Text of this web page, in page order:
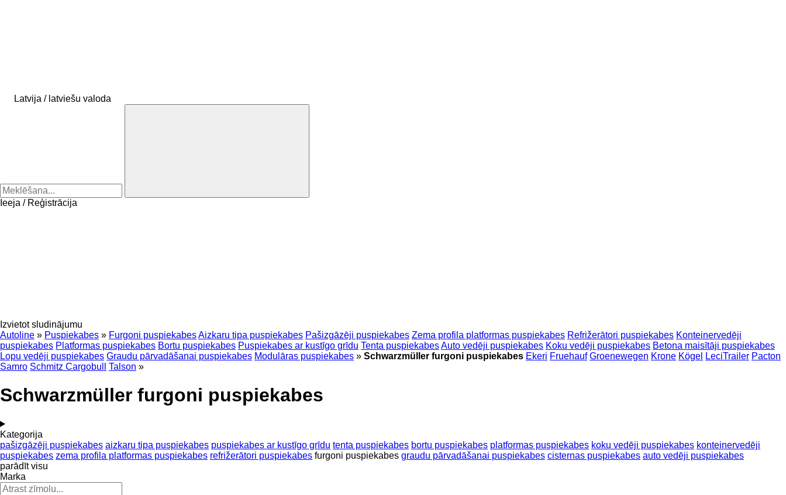
Latvija / latviešu valoda
Ieeja / Reģistrācija
Izvietot sludinājumu
Autoline » Puspiekabes » Furgoni puspiekabesAizkaru tipa puspiekabes Pašizgāzēji puspiekabes Zema profila platformas puspiekabes Refrižerātori puspiekabes Konteinervedēji
puspiekabes Platformas puspiekabes Bortu puspiekabes Puspiekabes ar kustīgo grīdu Tenta puspiekabesAuto vedēji puspiekabes Koku vedēji puspiekabes Betona maisītāji puspiekabes
Lopu vedēji puspiekabes Graudu pārvadāšanai puspiekabes Modulāras puspiekabes » Schwarzmüller furgoni puspiekabes Ekeri Fruehauf Groenewegen Krone Kögel LeciTrailer Pacton
Samro Schmitz Cargobull Talson »
Schwarzmüller furgoni puspiekabes
Kategorija
pašizgāzēji puspiekabes aizkaru tipa puspiekabes puspiekabes ar kustīgo grīdu tenta puspiekabes bortu puspiekabes platformas puspiekabes koku vedēji puspiekabes konteinervedēji
puspiekabes zema profila platformas puspiekabes refrižerātori puspiekabes furgoni puspiekabes graudu pārvadāšanai puspiekabes cisternas puspiekabes auto vedēji puspiekabes
parādīt visu
Marka